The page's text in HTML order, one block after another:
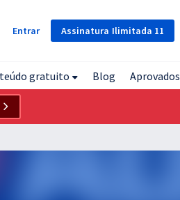
Assinatura Ilimitada 11
Entrar
gratuito Blog Aprovados